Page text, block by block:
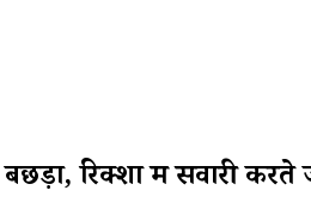
रिक्शा में सवारी करते